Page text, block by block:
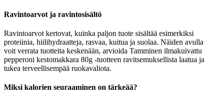
Ravintoarvot ja ravintosisältö
Ravintoarvot kertovat, kuinka paljon tuote sisältää esimerkiksi
proteiinia, hiilihydraatteja, rasvaa, kuitua ja suolaa. Näiden avulla
voit verrata tuotteita keskenään, arvioida Tamminen ilmakuivattu
pepperoni kestomakkara 80g -tuotteen ravitsemuksellista laatua ja
tukea terveellisempää ruokavaliota.
Miksi kalorien seuraaminen on tärkeää?